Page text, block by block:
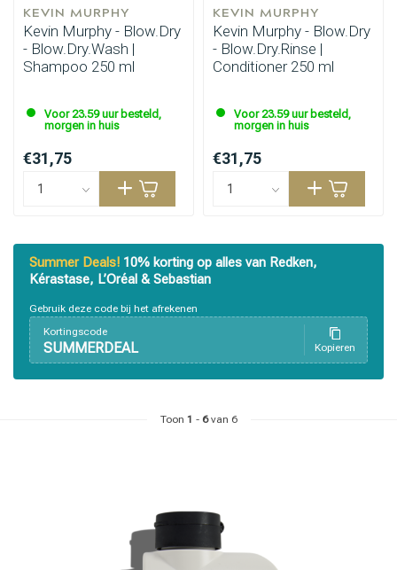
KEVIN MURPHY
Kevin Murphy - Blow.Dry
- Blow.Dry.Wash |
Shampoo 250 ml
Voor 23.59 uur besteld,
morgen in huis
€31,75
KEVIN MURPHY
Kevin Murphy - Blow.Dry
- Blow.Dry.Rinse |
Conditioner 250 ml
Voor 23.59 uur besteld,
morgen in huis
€31,75
Summer Deals! 10% korting op alles van Redken,
Kérastase, L’Oréal & Sebastian
Gebruik deze code bij het afrekenen
Kortingscode
SUMMERDEAL Kopieren
Toon 1 - 6van 6